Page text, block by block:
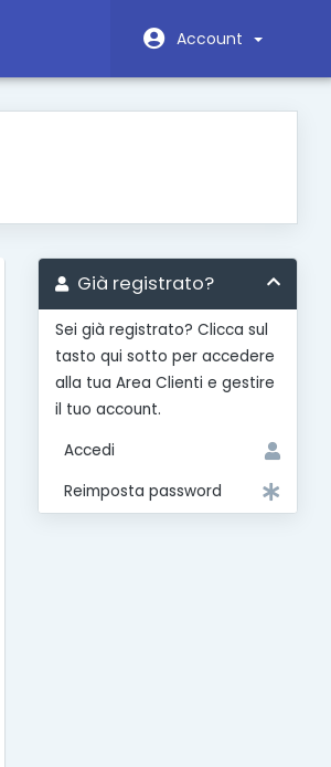
Account
Già registrato?
Sei già registrato? Clicca sul
tasto qui sotto per accedere
alla tua Area Clienti e gestire
il tuo account.
Accedi
Reimposta password